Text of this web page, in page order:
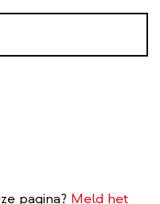
pagina? Meld het